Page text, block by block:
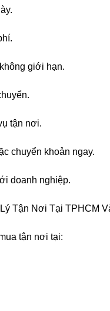
giới hạn.
tận nơi.
chuyển khoản ngay.
doanh nghiệp.
Tận Nơi Tại TPHCM
tận nơi tại: